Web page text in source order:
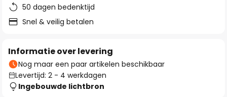
50 dagen bedenktijd
Snel & veilig betalen
Informatie over levering
Nog maar een paar artikelen beschikbaar
Levertijd: 2 - 4 werkdagen
Ingebouwde lichtbron